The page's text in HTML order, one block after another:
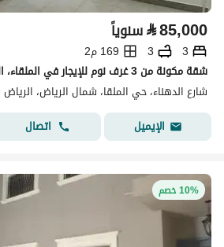
⃁85,000 سنوياً
3
3
169 م2
شقة مكونة من 3 غرف نوم للإيجار في الملقاء، الرياض
شارع الدهناء، حي الملقا، شمال الرياض، الرياض
الإيميل
اتصال
10% خصم